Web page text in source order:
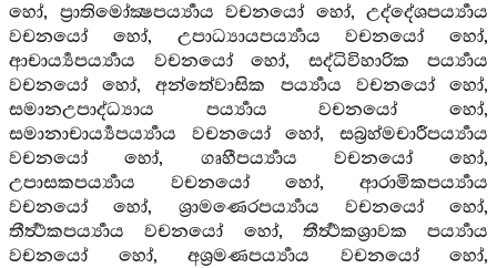
හෝ, ප්‍රාතිමෝක්‍ෂපර්‍ය්‍යාය වචනයෝ හෝ, උද්දේශපර්‍ය්‍යාය
වචනයෝ හෝ, උපාධ්‍යායපර්‍ය්‍යාය වචනයෝ හෝ,
ආචාර්‍ය්‍යපර්‍ය්‍යාය වචනයෝ හෝ, සද්ධිවිහාරික පර්‍ය්‍යාය
වචනයෝ හෝ, අන්තේවාසික පර්‍ය්‍යාය වචනයෝ හෝ,
සමානඋපාද්ධ්‍යාය පර්‍ය්‍යාය වචනයෝ හෝ,
සමානාචාර්‍ය්‍යපර්‍ය්‍යාය වචනයෝ හෝ, සබ්‍රහ්මචාරීපර්‍ය්‍යාය
වචනයෝ හෝ, ගෘහීපර්‍ය්‍යාය වචනයෝ හෝ,
උපාසකපර්‍ය්‍යාය වචනයෝ හෝ, ආරාමිකපර්‍ය්‍යාය
වචනයෝ හෝ, ශ්‍රාමණෙරපර්‍ය්‍යාය වචනයෝ හෝ,
තීර්‍ත්‍ථකපර්‍ය්‍යාය වචනයෝ හෝ, තීර්‍ත්‍ථකශ්‍රාවක පර්‍ය්‍යාය
වචනයෝ හෝ, අශ්‍රමණපර්‍ය්‍යාය වචනයෝ හෝ,